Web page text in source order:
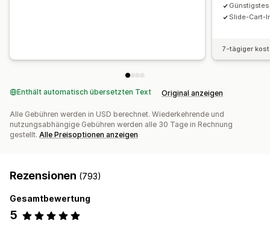
Slide-Cart-
7-tägiger
Enthält automatisch übersetzten Text Original anzeigen
Alle Gebühren werden in USD berechnet. Wiederkehrende und
nutzungsabhängige Gebühren werden alle 30 Tage in Rechnung
gestellt. Alle Preisoptionen anzeigen
Rezensionen (793)
Gesamtbewertung
5